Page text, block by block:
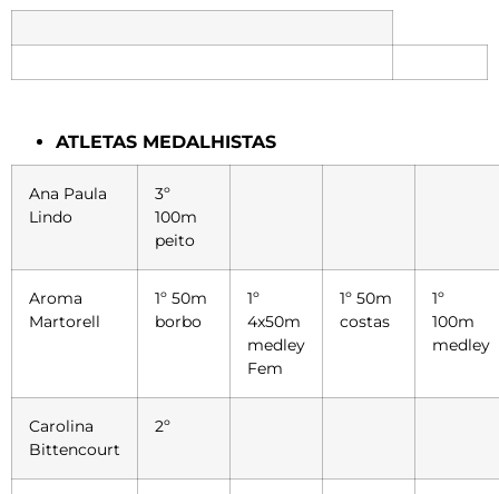
ATLETAS MEDALHISTAS
Ana Paula
Lindo
3º
100m
peito
Aroma
Martorell
1º 50m
borbo
1º
4x50m
medley
Fem
1º 50m
costas
1º
100m
medley
Carolina
Bittencourt
2º